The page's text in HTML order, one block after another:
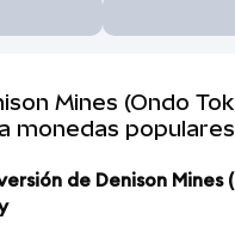
Mines (Ondo
monedas populares
de Denison Mines